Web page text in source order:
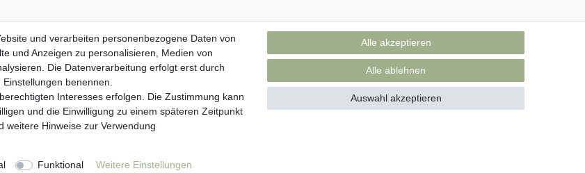
und verarbeiten personenbezogene Daten von
und Anzeigen zu personalisieren, Medien von
Die Datenverarbeitung erfolgt erst durch
benennen.
Interesses erfolgen. Die Zustimmung kann
und die Einwilligung zu einem späteren Zeitpunkt
weitere Hinweise zur Verwendung
Funktional Weitere Einstellungen
Alle akzeptieren
Alle ablehnen
Auswahl akzeptieren